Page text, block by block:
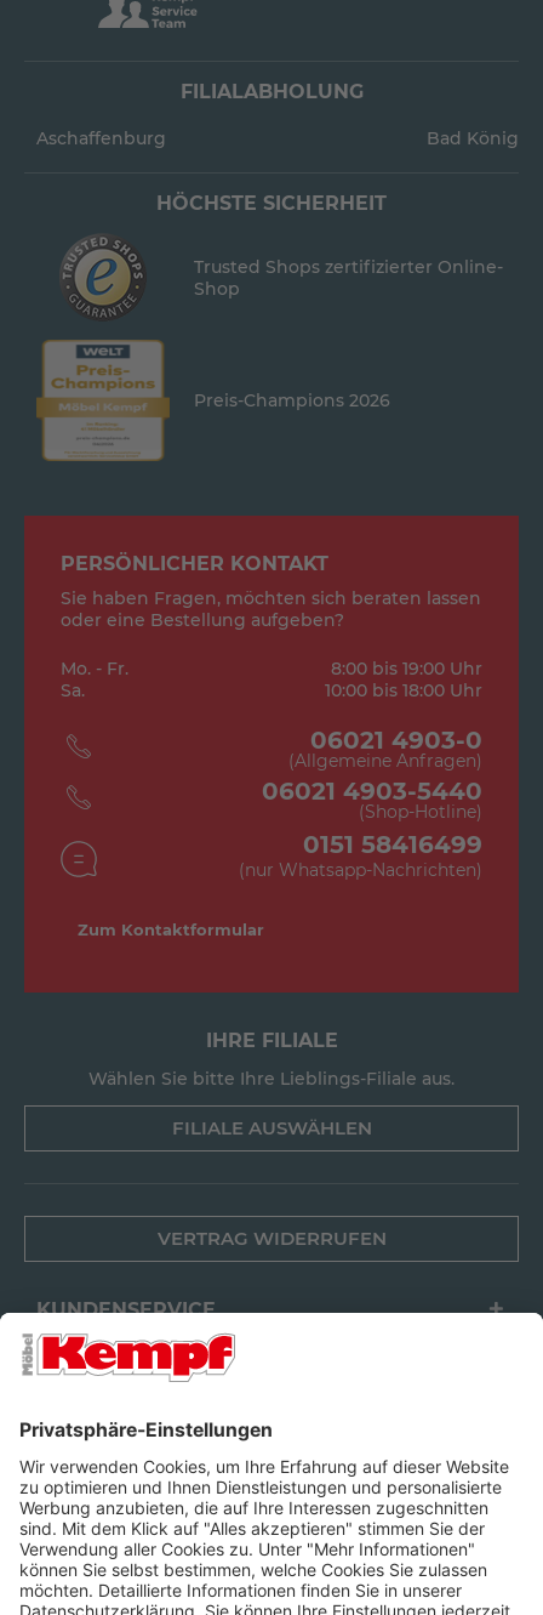
FILIALABHOLUNG
Aschaffenburg Bad König
HÖCHSTE SICHERHEIT
Trusted Shops zertifizierter Online-
Shop
Preis-Champions 2026
PERSÖNLICHER KONTAKT
Sie haben Fragen, möchten sich beraten lassen
oder eine Bestellung aufgeben?
Mo. - Fr.
8:00 bis 19:00 Uhr
Sa.
10:00 bis 18:00 Uhr
06021 4903-0
(Allgemeine Anfragen)
06021 4903-5440
(Shop-Hotline)
0151 58416499
(nur Whatsapp-Nachrichten)
Zum Kontaktformular
IHRE FILIALE
Wählen Sie bitte Ihre Lieblings-Filiale aus.
FILIALE AUSWÄHLEN
VERTRAG WIDERRUFEN
KUNDENSERVICE
FILIALEN
FOLGEN SIE UNS